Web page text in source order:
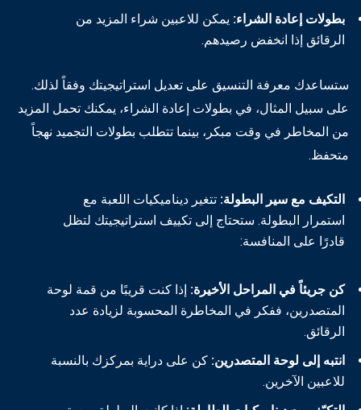
بطولات إعادة الشراء: يمكن للاعبين شراء المزيد من
الرقائق إذا انخفض رصيدهم.
ستساعدك معرفة التنسيق على تعديل استراتيجيتك وفقاً لذلك.
على سبيل المثال، في بطولات إعادة الشراء، يمكنك تحمل المزيد
من المخاطر في وقت مبكر، بينما تتطلب بطولات التجميد نهجاً
متحفظ.
التكيف مع سير البطولة: تتغير ديناميكيات اللعبة مع
استمرار البطولة. ستحتاج إلى تكييف استراتيجيتك لتظل
قادرًا على المنافسة:
كن جريئاً في المراحل الأخيرة: إذا كنت قريبًا من قمة لوحة
المتصدرين، ففكر في المخاطرة المحسوبة لزيادة عدد
الرقائق.
انتبه إلى لوحة المتصدرين: كن على دراية بمركزك بالنسبة
للاعبين الآخرين.